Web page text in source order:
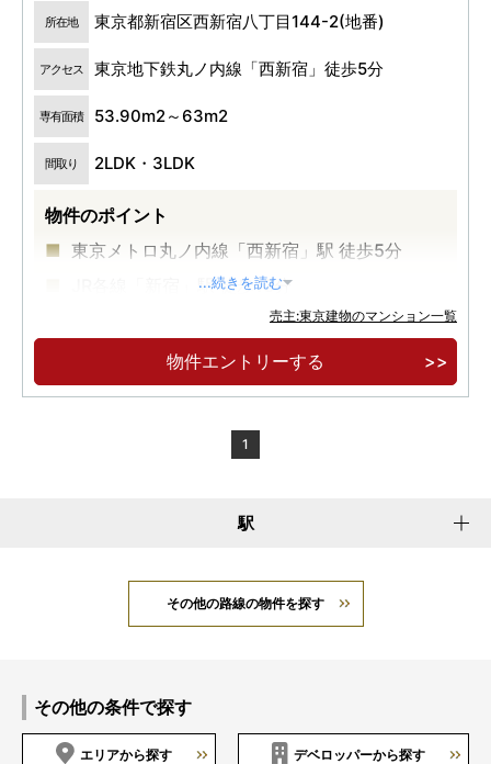
所在地 東京都新宿区西新宿八丁目144-2(地番)
アクセス 東京地下鉄丸ノ内線「西新宿」徒歩5分
専有面積 53.90m2～63m2
間取り 2LDK・3LDK
物件のポイント
東京メトロ丸ノ内線「西新宿」駅 徒歩5分
JR各線「新宿」駅 徒歩13分
高級感とプライバシー性の高い内廊下設計
...続きを読む
売主:東京建物のマンション一覧
物件エントリーする
1
駅
その他の路線の物件を探す
その他の条件で探す
エリアから探す デベロッパーから探す